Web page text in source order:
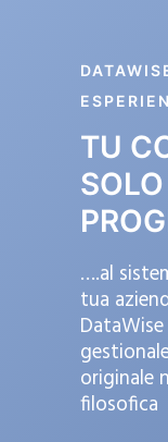
TU
….al
tua
originale
filosofica